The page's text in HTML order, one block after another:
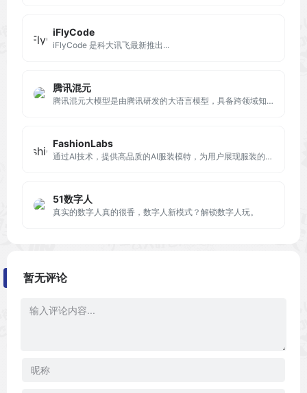
iFlyCode
iFlyCode 是科大讯飞最新推出...
腾讯混元
腾讯混元大模型是由腾讯研发的大语言模型，具备跨领域知识和自然语言理解能力，实现基于人机自然语言对话的方式，理解用户指令并执行任务，帮助用户实现人获取信息，知识和灵感。
FashionLabs
通过AI技术，提供高品质的AI服装模特，为用户展现服装的魅力，提升品牌形象和销售。
51数字人
真实的数字人真的很香，数字人新模式？解锁数字人玩。
暂无评论